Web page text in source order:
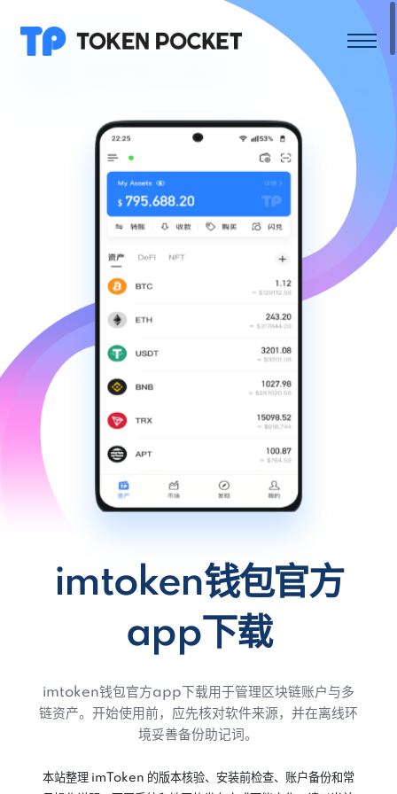
imtoken钱包官方
app下载
imtoken钱包官方app下载用于管理区块链账户与多
链资产。开始使用前，应先核对软件来源，并在离线环
境妥善备份助记词。
本站整理 imToken 的版本核验、安装前检查、账户备份和常